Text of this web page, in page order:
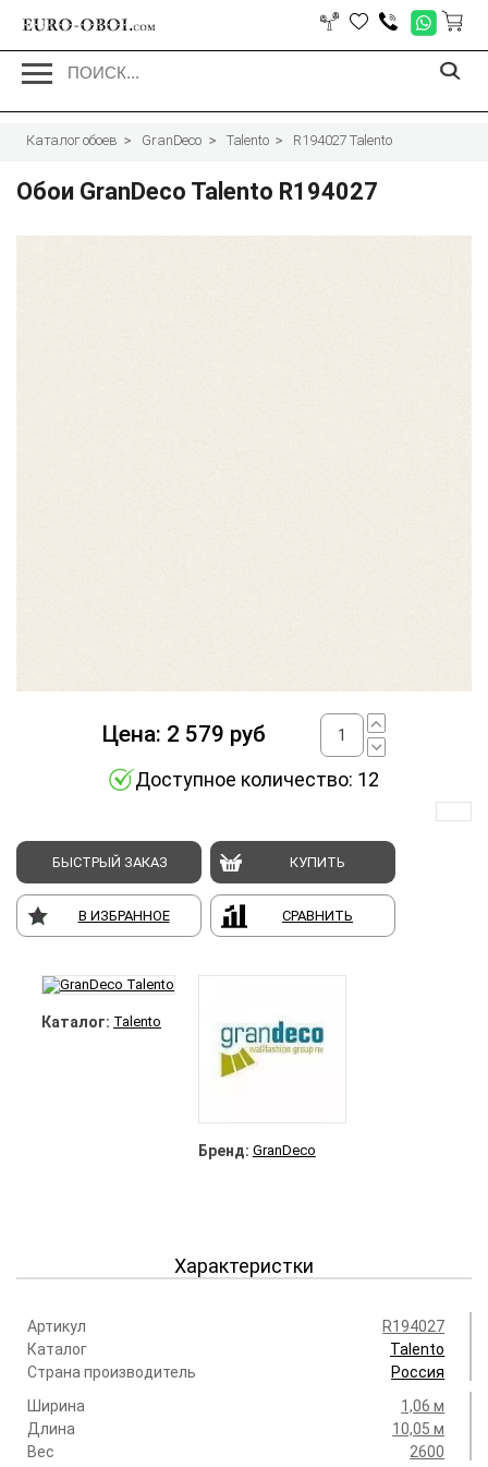
EURO-OBOI.com
Каталог обоев GranDeco Talento R194027 Talento
Обои GranDeco Talento R194027
Цена: 2 579 руб
Доступное количество: 12
БЫСТРЫЙ ЗАКАЗ КУПИТЬ
В ИЗБРАННОЕ СРАВНИТЬ
Каталог: Talento
Бренд: GranDeco
Характеристки
Артикул
R194027
Каталог
Talento
Страна производитель
Россия
Ширина
1,06 м
Длина
10,05 м
Вес
2600